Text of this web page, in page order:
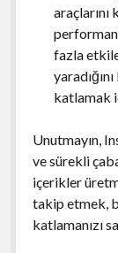
araçlarını
fazla
katlamak
Unutmayın,
ve sürekli
içerikler
takip etmek,
katlamanızı